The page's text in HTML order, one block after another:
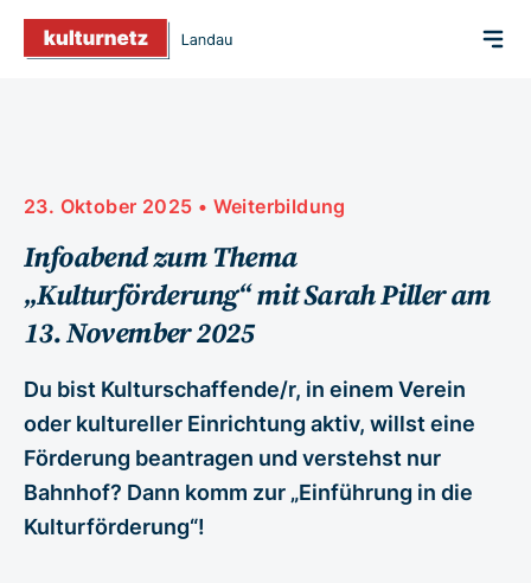
23. Oktober 2025 • Weiterbildung
Infoabend zum Thema
„Kulturförderung“ mit Sarah Piller am
13. November 2025
Du bist Kulturschaffende/r, in einem Verein
oder kultureller Einrichtung aktiv, willst eine
Förderung beantragen und verstehst nur
Bahnhof? Dann komm zur „Einführung in die
Kulturförderung“!